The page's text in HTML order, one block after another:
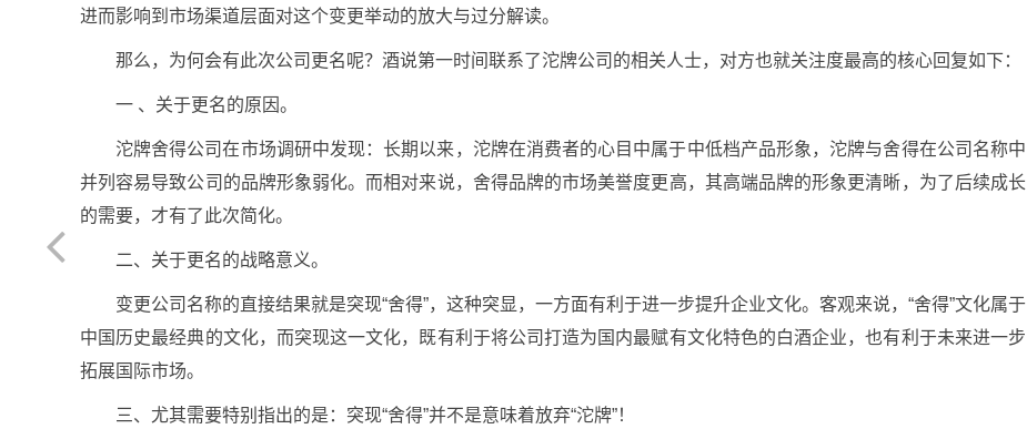
进而影响到市场渠道层面对这个变更举动的放大与过分解读。
那么，为何会有此次公司更名呢？酒说第一时间联系了沱牌公司的相关人士，对方也就关注度最高的核心回复如下：
一 、关于更名的原因。
沱牌舍得公司在市场调研中发现：长期以来，沱牌在消费者的心目中属于中低档产品形象，沱牌与舍得在公司名称中
并列容易导致公司的品牌形象弱化。而相对来说，舍得品牌的市场美誉度更高，其高端品牌的形象更清晰，为了后续成长
的需要，才有了此次简化。
二、关于更名的战略意义。
变更公司名称的直接结果就是突现“舍得”，这种突显，一方面有利于进一步提升企业文化。客观来说，“舍得”文化属于
中国历史最经典的文化，而突现这一文化，既有利于将公司打造为国内最赋有文化特色的白酒企业，也有利于未来进一步
拓展国际市场。
三、尤其需要特别指出的是：突现“舍得”并不是意味着放弃“沱牌”！